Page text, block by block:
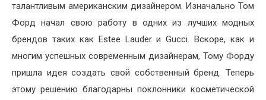
Недвижимость
талантливым американским дизайнером. Изначально Том
Форд начал свою работу в одних из лучших модных
брендов таких как Estee Lauder и Gucci. Вскоре, как и
многим успешных современным дизайнерам, Тому Форду
пришла идея создать свой собственный бренд. Теперь
этому решению благодарны поклонники косметической